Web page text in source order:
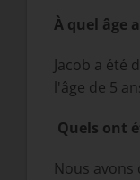
À quel âge
Jacob a été
l'âge de 5
Quels ont
Nous